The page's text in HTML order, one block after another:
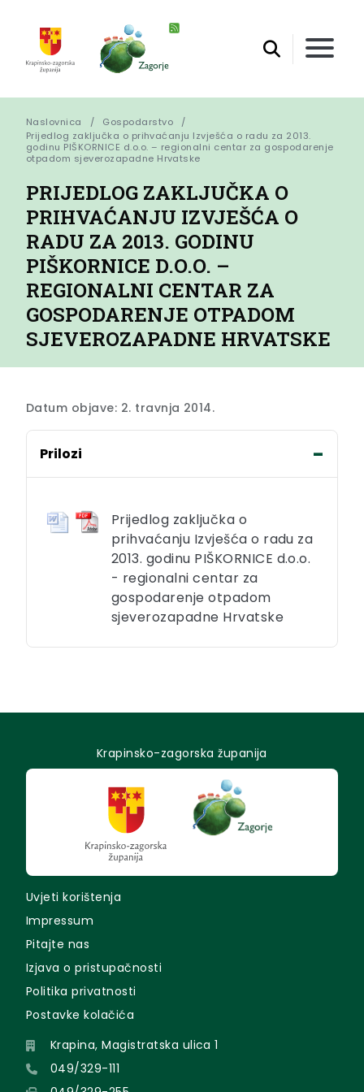
Naslovnica
Gospodarstvo
Prijedlog zaključka o prihvaćanju Izvješća o radu za 2013.
godinu PIŠKORNICE d.o.o. – regionalni centar za gospodarenje
otpadom sjeverozapadne Hrvatske
PRIJEDLOG ZAKLJUČKA O
PRIHVAĆANJU IZVJEŠĆA O
RADU ZA 2013. GODINU
PIŠKORNICE D.O.O. –
REGIONALNI CENTAR ZA
GOSPODARENJE OTPADOM
SJEVEROZAPADNE HRVATSKE
Datum objave: 2. travnja 2014.
Prilozi
Prijedlog zaključka o
prihvaćanju Izvješća o radu za
2013. godinu PIŠKORNICE d.o.o.
- regionalni centar za
gospodarenje otpadom
sjeverozapadne Hrvatske
Krapinsko-zagorska županija
Uvjeti korištenja
Impressum
Pitajte nas
Izjava o pristupačnosti
Politika privatnosti
Postavke kolačića
Krapina, Magistratska ulica 1
049/329-111